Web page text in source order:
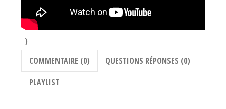
)
COMMENTAIRE (0)
QUESTIONS RÉPONSES (0)
PLAYLIST